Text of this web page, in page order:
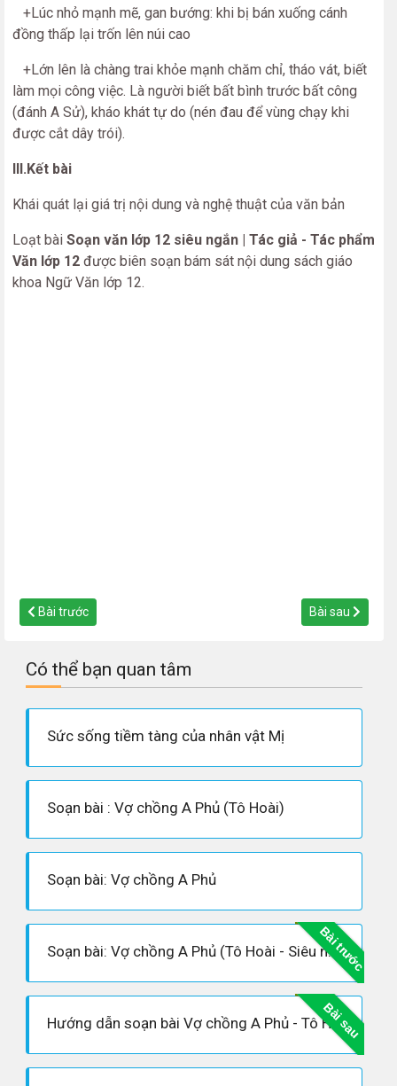
+Lúc nhỏ mạnh mẽ, gan bướng: khi bị bán xuống cánh
đồng thấp lại trốn lên núi cao
+Lớn lên là chàng trai khỏe mạnh chăm chỉ, tháo vát, biết
làm mọi công việc. Là người biết bất bình trước bất công
(đánh A Sử), kháo khát tự do (nén đau để vùng chạy khi
được cắt dây trói).
III.Kết bài
Khái quát lại giá trị nội dung và nghệ thuật của văn bản
Loạt bài Soạn văn lớp 12 siêu ngắn | Tác giả - Tác phẩm
Văn lớp 12 được biên soạn bám sát nội dung sách giáo
khoa Ngữ Văn lớp 12.
Bài trước Bài sau
Có thể bạn quan tâm
Sức sống tiềm tàng của nhân vật Mị
Soạn bài : Vợ chồng A Phủ (Tô Hoài)
Soạn bài: Vợ chồng A Phủ
Bài trước
Soạn bài: Vợ chồng A Phủ (Tô Hoài - Siêu ngắn)
Bài sau
Hướng dẫn soạn bài Vợ chồng A Phủ - Tô Hoài